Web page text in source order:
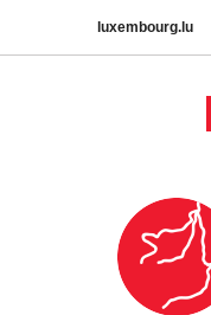
luxembourg.lu